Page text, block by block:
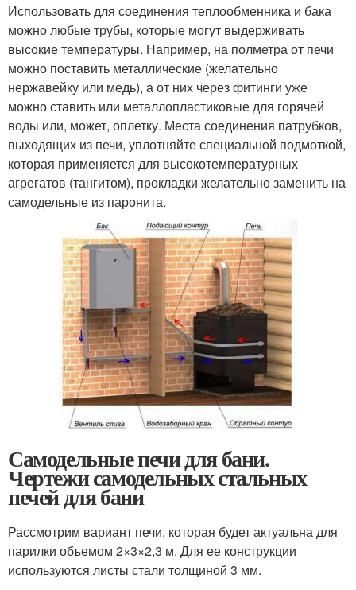
Использовать для соединения теплообменника и бака
можно любые трубы, которые могут выдерживать
высокие температуры. Например, на полметра от печи
можно поставить металлические (желательно
нержавейку или медь), а от них через фитинги уже
можно ставить или металлопластиковые для горячей
воды или, может, оплетку. Места соединения патрубков,
выходящих из печи, уплотняйте специальной подмоткой,
которая применяется для высокотемпературных
агрегатов (тангитом), прокладки желательно заменить на
самодельные из паронита.
Самодельные печи для бани.
Чертежи самодельных стальных
печей для бани
Рассмотрим вариант печи, которая будет актуальна для
парилки объемом 2×3×2,3 м. Для ее конструкции
используются листы стали толщиной 3 мм.